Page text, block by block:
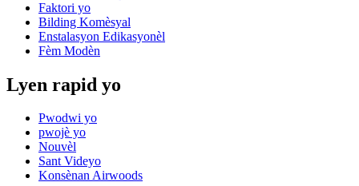
Faktori yo
Bilding Komèsyal
Enstalasyon Edikasyonèl
Fèm Modèn
Lyen rapid yo
Pwodwi yo
pwojè yo
Nouvèl
Sant Videyo
Konsènan Airwoods